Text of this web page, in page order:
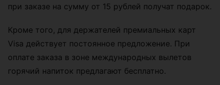
при заказе на сумму от 15 рублей получат подарок.
Кроме того, для держателей премиальных карт
Visa действует постоянное предложение. При
оплате заказа в зоне международных вылетов
горячий напиток предлагают бесплатно.